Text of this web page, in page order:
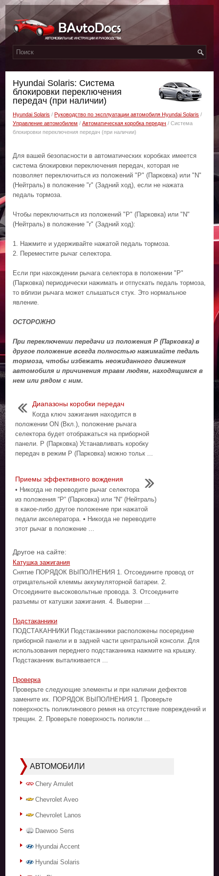
Hyundai Solaris: Система
блокировки переключения
передач (при наличии)
Hyundai Solaris /Руководство по эксплуатации автомобиля Hyundai Solaris /
Управление автомобилем /Автоматическая коробка передач / Система
блокировки переключения передач (при наличии)
Для вашей безопасности в автоматических коробках имеется
система блокировки переключения передач, которая не
позволяет переключиться из положений "P" (Парковка) или "N"
(Нейтраль) в положение "r" (Задний ход), если не нажата
педаль тормоза.
Чтобы переключиться из положений "P" (Парковка) или "N"
(Нейтраль) в положение "r" (Задний ход):
1. Нажмите и удерживайте нажатой педаль тормоза.
2. Переместите рычаг селектора.
Если при нахождении рычага селектора в положении "P"
(Парковка) периодически нажимать и отпускать педаль тормоза,
то вблизи рычага может слышаться стук. Это нормальное
явление.
ОСТОРОЖНО
При переключении передачи из положения P (Парковка) в
другое положение всегда полностью нажимайте педаль
тормоза, чтобы избежать неожиданного движения
автомобиля и причинения травм людям, находящимся в
нем или рядом с ним.
Диапазоны коробки передач
Когда ключ зажигания находится в
положении ON (Вкл.), положение рычага
селектора будет отображаться на приборной
панели. P (Парковка) Устанавливать коробку
передач в режим P (Парковка) можно тольк ...
Приемы эффективного вождения
• Никогда не переводите рычаг селектора
из положения “P“ (Парковка) или “N“ (Нейтраль)
в какое-либо другое положение при нажатой
педали акселератора. • Никогда не переводите
этот рычаг в положение ...
Другое на сайте:
Катушка зажигания
Снятие ПОРЯДОК ВЫПОЛНЕНИЯ 1. Отсоедините провод от
отрицательной клеммы аккумуляторной батареи. 2.
Отсоедините высоковольтные провода. 3. Отсоедините
разъемы от катушки зажигания. 4. Выверни ...
Подстаканники
ПОДСТАКАННИКИ Подстаканники расположены посередине
приборной панели и в задней части центральной консоли. Для
использования переднего подстаканника нажмите на крышку.
Подстаканник выталкивается ...
Проверка
Проверьте следующие элементы и при наличии дефектов
замените их. ПОРЯДОК ВЫПОЛНЕНИЯ 1. Проверьте
поверхность поликлинового ремня на отсутствие повреждений и
трещин. 2. Проверьте поверхность поликли ...
АВТОМОБИЛИ
Chery Amulet
Chevrolet Aveo
Chevrolet Lanos
Daewoo Sens
Hyundai Accent
Hyundai Solaris